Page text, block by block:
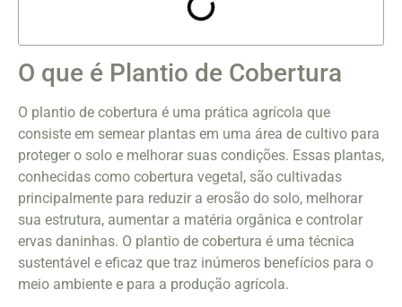
O que é Plantio de Cobertura
O plantio de cobertura é uma prática agrícola que
consiste em semear plantas em uma área de cultivo para
proteger o solo e melhorar suas condições. Essas plantas,
conhecidas como cobertura vegetal, são cultivadas
principalmente para reduzir a erosão do solo, melhorar
sua estrutura, aumentar a matéria orgânica e controlar
ervas daninhas. O plantio de cobertura é uma técnica
sustentável e eficaz que traz inúmeros benefícios para o
meio ambiente e para a produção agrícola.